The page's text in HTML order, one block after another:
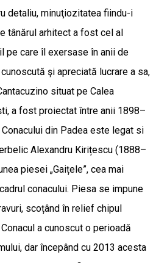
detaliu, minuţiozitatea fiindu-i
tânărul arhitect a fost cel al
pe care îl exersase în anii de
şi apreciată lucrare a sa,
situat pe Calea
a fost proiectat între anii 1898–
din Padea este legat si
Alexandru Kirițescu (1888–
piesei „Gaițele”, cea mai
conacului. Piesa se impune
scoțând în relief chipul
a cunoscut o perioadă
dar începând cu 2013 acesta